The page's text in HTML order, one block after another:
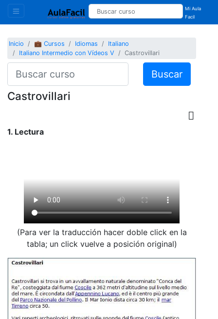
Mi Aula
Facil
Inicio 💼 Cursos Idiomas
Italiano
Italiano Intermedio con Vídeos V
Castrovillari
Buscar
Castrovillari
1. Lectura
(Para ver la traducción hacer doble click en la
tabla; un click vuelve a posición original)